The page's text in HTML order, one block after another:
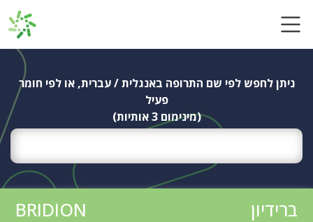
ניתן לחפש לפי שם התרופה באנגלית / עברית, או לפי חומר
פעיל
(מינימום 3 אותיות)
ברידיון BRIDION